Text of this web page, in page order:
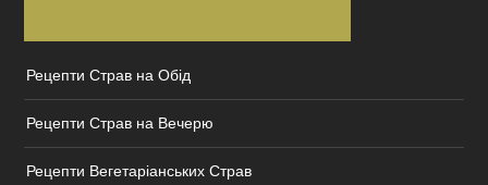
Рецепти Страв на Обід
Рецепти Страв на Вечерю
Рецепти Вегетаріанських Страв